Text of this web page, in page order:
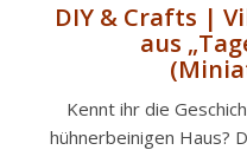
DIY & Crafts |
aus
Kennt ihr die
hühnerbeinigen Haus?